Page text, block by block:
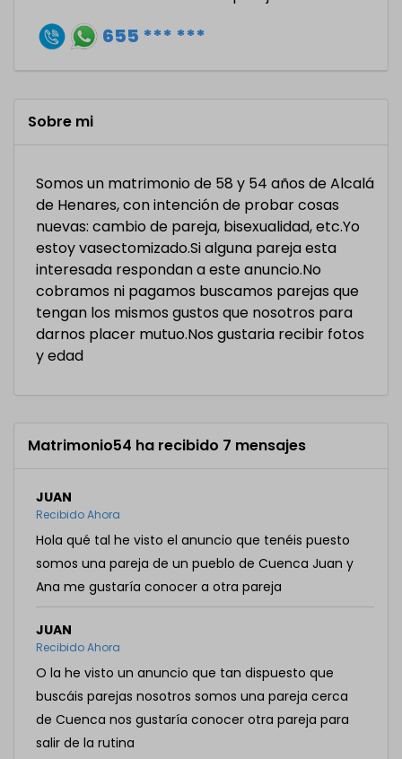
655 *** ***
Sobre mi
Somos un matrimonio de 58 y 54 años de Alcalá
de Henares, con intención de probar cosas
nuevas: cambio de pareja, bisexualidad, etc.Yo
estoy vasectomizado.Si alguna pareja esta
interesada respondan a este anuncio.No
cobramos ni pagamos buscamos parejas que
tengan los mismos gustos que nosotros para
darnos placer mutuo.Nos gustaria recibir fotos
y edad
Matrimonio54 ha recibido 7 mensajes
JUAN
Recibido Ahora
Hola qué tal he visto el anuncio que tenéis puesto
somos una pareja de un pueblo de Cuenca Juan y
Ana me gustaría conocer a otra pareja
JUAN
Recibido Ahora
O la he visto un anuncio que tan dispuesto que
buscáis parejas nosotros somos una pareja cerca
de Cuenca nos gustaría conocer otra pareja para
salir de la rutina